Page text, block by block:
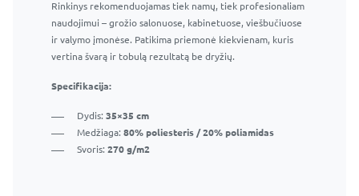
Rinkinys rekomenduojamas tiek namų, tiek profesionaliam
naudojimui – grožio salonuose, kabinetuose, viešbučiuose
ir valymo įmonėse. Patikima priemonė kiekvienam, kuris
vertina švarą ir tobulą rezultatą be dryžių.
Specifikacija:
Dydis: 35×35 cm
Medžiaga: 80% poliesteris / 20% poliamidas
Svoris: 270 g/m2